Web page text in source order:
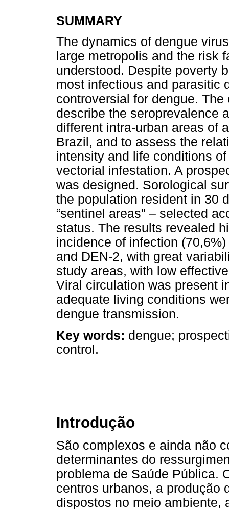
SUMMARY
The dynamics of dengue
large metropolis and the risk
understood. Despite poverty
most infectious and parasitic
controversial for dengue.
describe the seroprevalence
different intra-urban areas of
Brazil, and to assess the
intensity and life conditions
vectorial infestation. A
was designed. Sorological
the population resident in 30
“sentinel areas” – selected
status. The results revealed
incidence of infection
and DEN-2, with great
study areas, with low
Viral circulation was present
adequate living conditions
dengue transmission.
Key words: dengue;
control.
Introdução
São complexos e ainda não
determinantes do
problema de Saúde Pública.
centros urbanos, a produção
dispostos no meio ambiente,